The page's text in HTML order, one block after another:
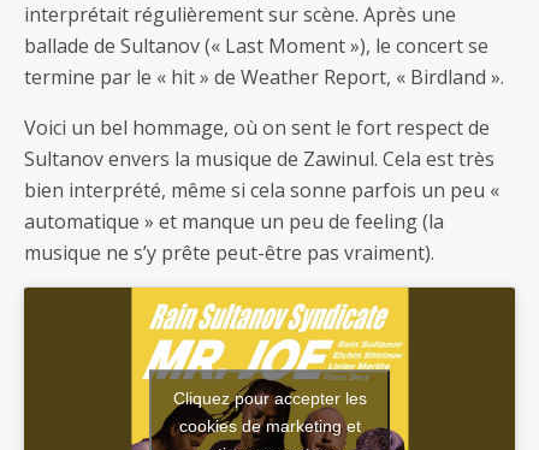
interprétait régulièrement sur scène. Après une
ballade de Sultanov (« Last Moment »), le concert se
termine par le « hit » de Weather Report, « Birdland ».
Voici un bel hommage, où on sent le fort respect de
Sultanov envers la musique de Zawinul. Cela est très
bien interprété, même si cela sonne parfois un peu «
automatique » et manque un peu de feeling (la
musique ne s’y prête peut-être pas vraiment).
Cliquez pour accepter les
cookies de marketing et